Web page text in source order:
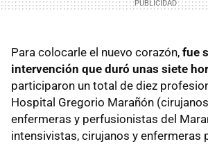
Para colocarle el nuevo corazón, fue
intervención que duró unas siete
participaron un total de diez
Hospital Gregorio Marañón
enfermeras y perfusionistas del
intensivistas, cirujanos y enfermeras